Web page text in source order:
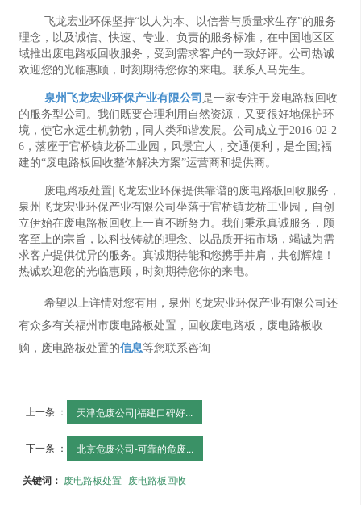
飞龙宏业环保坚持“以人为本、以信誉与质量求生存”的服务
理念，以及诚信、快速、专业、负责的服务标准，在中国地区区
域推出废电路板回收服务，受到需求客户的一致好评。公司热诚
欢迎您的光临惠顾，时刻期待您你的来电。联系人马先生。
泉州飞龙宏业环保产业有限公司是一家专注于废电路板回收
的服务型公司。我们既要合理利用自然资源，又要很好地保护环
境，使它永远生机勃勃，同人类和谐发展。公司成立于2016-02-2
6，落座于官桥镇龙桥工业园，风景宜人，交通便利，是全国;福
建的“废电路板回收整体解决方案”运营商和提供商。
废电路板处置|飞龙宏业环保提供靠谱的废电路板回收服务，
泉州飞龙宏业环保产业有限公司坐落于官桥镇龙桥工业园，自创
立伊始在废电路板回收上一直不断努力。我们秉承真诚服务，顾
客至上的宗旨，以科技铸就的理念、以品质开拓市场，竭诚为需
求客户提供优异的服务。真诚期待能和您携手并肩，共创辉煌！
热诚欢迎您的光临惠顾，时刻期待您你的来电。
希望以上详情对您有用，泉州飞龙宏业环保产业有限公司还
有众多有关福州市废电路板处置，回收废电路板，废电路板收
购，废电路板处置的信息等您联系咨询
上一条 ： 天津危废公司|福建口碑好...
下一条 ： 北京危废公司-可靠的危废...
关键词： 废电路板处置 废电路板回收